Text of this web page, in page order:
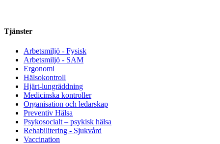
Tjänster
Arbetsmiljö - Fysisk
Arbetsmiljö - SAM
Ergonomi
Hälsokontroll
Hjärt-lungräddning
Medicinska kontroller
Organisation och ledarskap
Preventiv Hälsa
Psykosocialt – psykisk hälsa
Rehabilitering - Sjukvård
Vaccination